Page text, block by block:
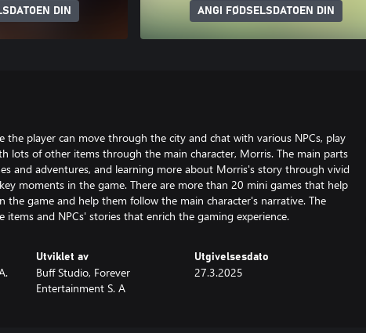
DIN ANGI FØDSELSDATOEN DIN
the player can move through the city and chat with various NPCs, play
lots of other items through the main character, Morris. The main parts
and adventures, and learning more about Morris's story through vivid
moments in the game. There are more than 20 mini games that help
the game and help them follow the main character's narrative. The
items and NPCs' stories that enrich the gaming experience.
Utviklet av
Buff Studio, Forever
Entertainment S. A
Utgivelsesdato
27.3.2025